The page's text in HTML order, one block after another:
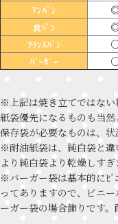
ｱﾝﾊﾟﾝ
食ﾊﾟﾝ
ﾌﾗﾝｽﾊﾟﾝ
ﾊﾞｰｶﾞｰ
※上記は焼き立てではない
紙袋優先になるものも当
保存袋が必要なものは、状
※耐油紙袋は、純白袋と違
より純白袋より乾燥しすぎ
※バーガー袋は基本的にﾋ
ってありますので、ビニ
ーガー袋の場合飾りです。